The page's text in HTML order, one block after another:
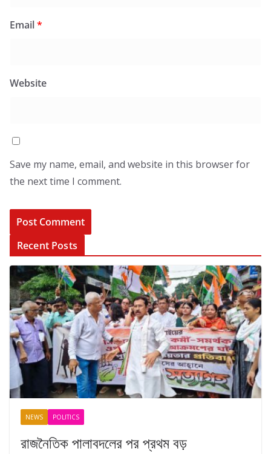
Email*
Website
Save my name, email, and website in this browser for
the next time I comment.
Recent Posts
NEWS POLITICS
রাজনৈতিক পালাবদলের পর প্রথম বড়